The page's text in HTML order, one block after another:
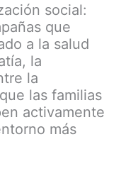
social:
que
a la salud
la
la
las familias
activamente
más